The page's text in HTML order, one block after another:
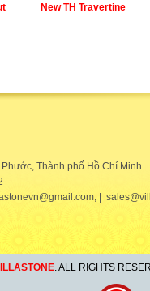
New TH Travertine
Thành phố Hồ Chí Minh
|
. ALL RIGHTS